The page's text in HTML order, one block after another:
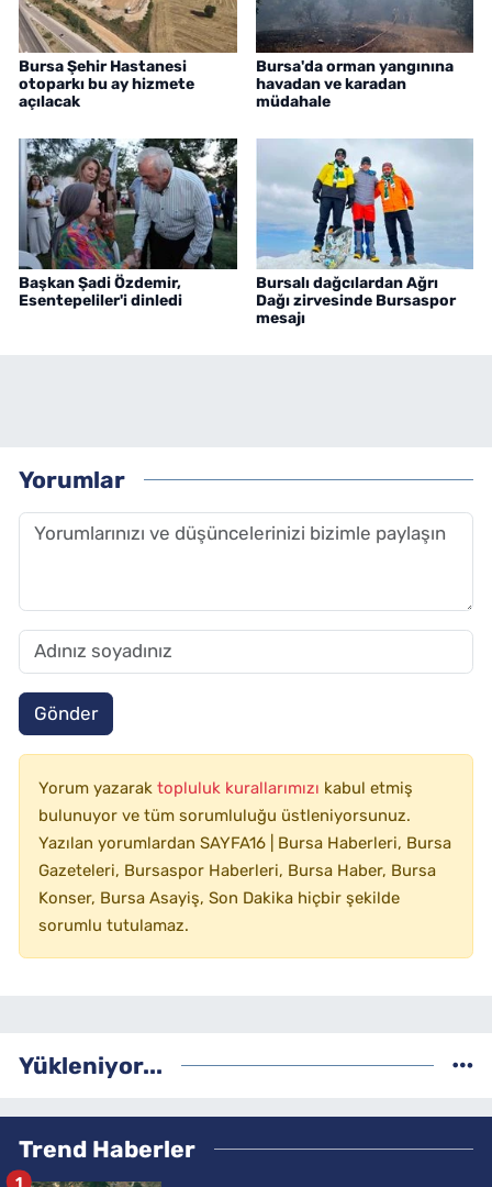
Bursa Şehir Hastanesi
otoparkı bu ay hizmete
açılacak
Bursa'da orman yangınına
havadan ve karadan
müdahale
Başkan Şadi Özdemir,
Esentepeliler'i dinledi
Bursalı dağcılardan Ağrı
Dağı zirvesinde Bursaspor
mesajı
Yorumlar
Gönder
Yorum yazarak topluluk kurallarımızı kabul etmiş
bulunuyor ve tüm sorumluluğu üstleniyorsunuz.
Yazılan yorumlardan SAYFA16 | Bursa Haberleri, Bursa
Gazeteleri, Bursaspor Haberleri, Bursa Haber, Bursa
Konser, Bursa Asayiş, Son Dakika hiçbir şekilde
sorumlu tutulamaz.
Yükleniyor...
Trend Haberler
1